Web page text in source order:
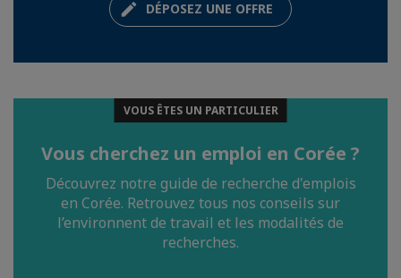
DÉPOSEZ UNE OFFRE
VOUS ÊTES UN PARTICULIER
Vous cherchez un emploi en Corée ?
Découvrez notre guide de recherche d'emplois
en Corée. Retrouvez tous nos conseils sur
l’environnent de travail et les modalités de
recherches.